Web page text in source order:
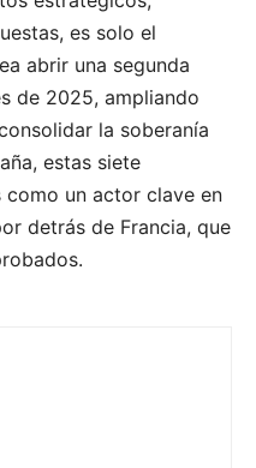
es solo el
abrir una segunda
de 2025, ampliando
la soberanía
estas siete
un actor clave en
detrás de Francia, que